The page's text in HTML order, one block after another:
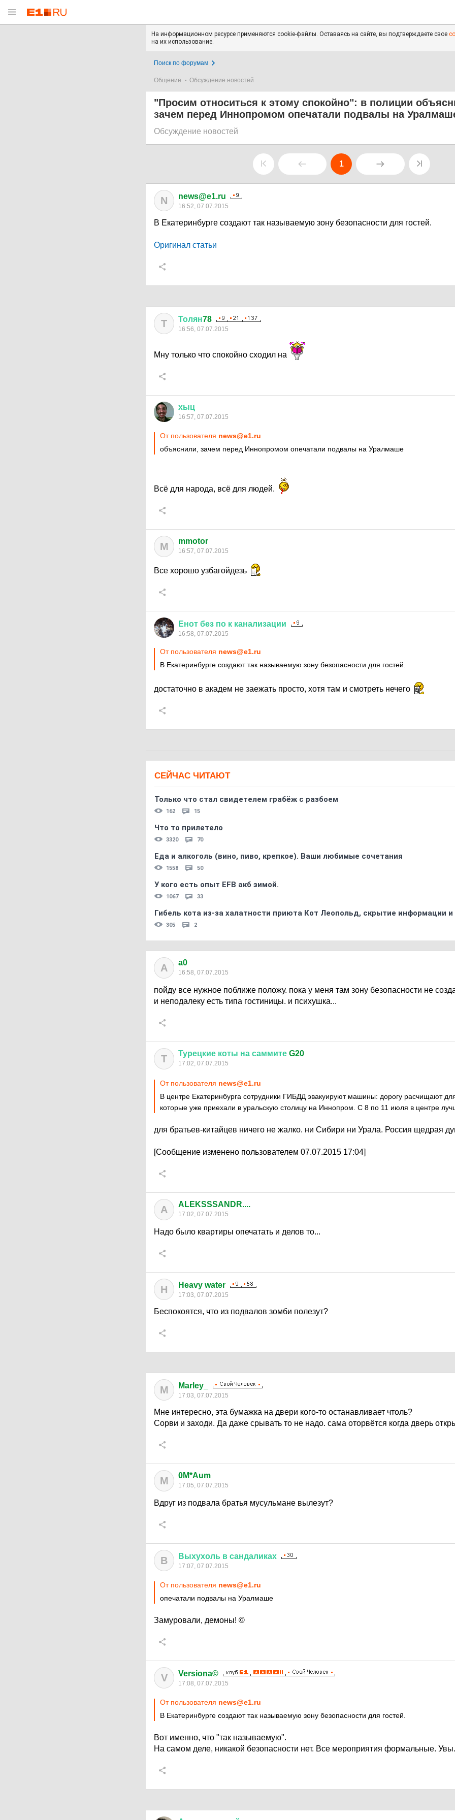
На информационном ресурсе применяются cookie-файлы. Оставаясь на сайте, вы подтверждаете свое
на их использование.
Поиск по форумам
Общение Обсуждение новостей
"Просим относиться к этому спокойно": в полиции
зачем перед Иннопромом опечатали подвалы на
Обсуждение новостей
1
N news@e1.ru
16:52, 07.07.2015
В Екатеринбурге создают так называемую зону безопасности для гостей.
Оригинал статьи
Т Толян78
16:56, 07.07.2015
Мну только что спокойно сходил на
хыц
16:57, 07.07.2015
От пользователя news@e1.ru
объяснили, зачем перед Иннопромом опечатали подвалы на Уралмаше
Всё для народа, всё для людей.
M mmotor
16:57, 07.07.2015
Все хорошо узбагойдезь
Енот без по к канализации
16:58, 07.07.2015
От пользователя news@e1.ru
В Екатеринбурге создают так называемую зону безопасности для гостей.
достаточно в академ не заежать просто, хотя там и смотреть нечего
СЕЙЧАС ЧИТАЮТ
Только что стал свидетелем грабёж с разбоем
162 15
Что то прилетело
3320 70
Еда и алкоголь (вино, пиво, крепкое). Ваши любимые сочетания
1558 50
У кого есть опыт EFB акб зимой.
1067 33
Гибель кота из-за халатности приюта Кот Леопольд, скрытиe информации
305 2
A a0
16:58, 07.07.2015
пойду все нужное поближе положу. пока у меня там зону безопасности не
и неподалеку есть типа гостиницы. и психушка...
Т Турецкие коты на саммите G20
17:02, 07.07.2015
От пользователя news@e1.ru
В центре Екатеринбурга сотрудники ГИБДД эвакуируют машины: дорогу расчищают
которые уже приехали в уральскую столицу на Иннопром. С 8 по 11 июля в центре
для братьев-китайцев ничего не жалко. ни Сибири ни Урала. Россия щедрая
[Сообщение изменено пользователем 07.07.2015 17:04]
A ALEKSSSANDR....
17:02, 07.07.2015
Надо было квартиры опечатать и делов то...
H Heavy water
17:03, 07.07.2015
Беспокоятся, что из подвалов зомби полезут?
M Marley_
17:03, 07.07.2015
Мне интересно, эта бумажка на двери кого-то останавливает чтоль?
Сорви и заходи. Да даже срывать то не надо. сама оторвётся когда дверь
M 0M*Aum
17:05, 07.07.2015
Вдруг из подвала братья мусульмане вылезут?
В Выхухоль в сандаликах
17:07, 07.07.2015
От пользователя news@e1.ru
опечатали подвалы на Уралмаше
Замуровали, демоны! ©
V Versiona©
17:08, 07.07.2015
От пользователя news@e1.ru
В Екатеринбурге создают так называемую зону безопасности для гостей.
Вот именно, что "так называемую".
На самом деле, никакой безопасности нет. Все мероприятия формальные. Увы.